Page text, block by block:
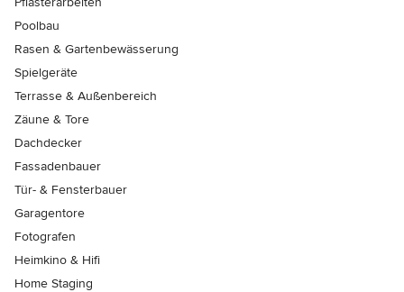
Poolbau
Rasen & Gartenbewässerung
Spielgeräte
Terrasse & Außenbereich
Zäune & Tore
Dachdecker
Fassadenbauer
Tür- & Fensterbauer
Garagentore
Fotografen
Heimkino & Hifi
Home Staging